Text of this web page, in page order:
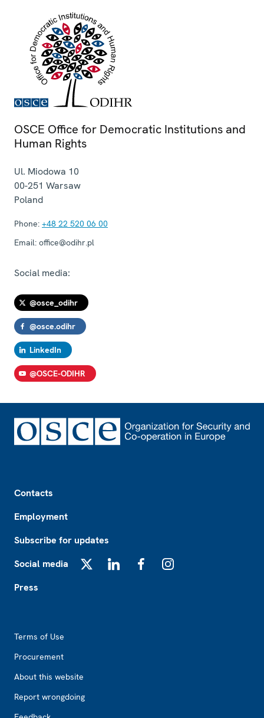
OSCE Office for Democratic Institutions and
Human Rights
Ul. Miodowa 10
00-251 Warsaw
Poland
Phone: +48 22 520 06 00
Email: office@odihr.pl
Social media:
@osce_odihr
@osce.odihr
LinkedIn
@OSCE-ODIHR
Contacts
Employment
Subscribe for updates
Social media
Press
Terms of Use
Procurement
About this website
Report wrongdoing